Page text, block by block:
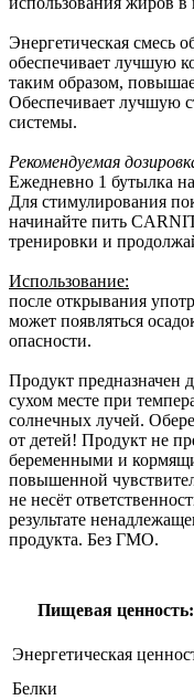
Энергетическая смесь
обеспечивает лучшую
таким образом,
Обеспечивает лучшую
системы.
Рекомендуемая
Ежедневно 1 бутылка
Для стимулирования
начинайте пить
тренировки и
Использование:
после открывания
может появляться
опасности.
Продукт предназначен
сухом месте при
солнечных лучей.
от детей! Продукт не
беременными и
повышенной
не несёт
результате
продукта. Без ГМО.
Пищевая ценность:
Энергетическая
Белки